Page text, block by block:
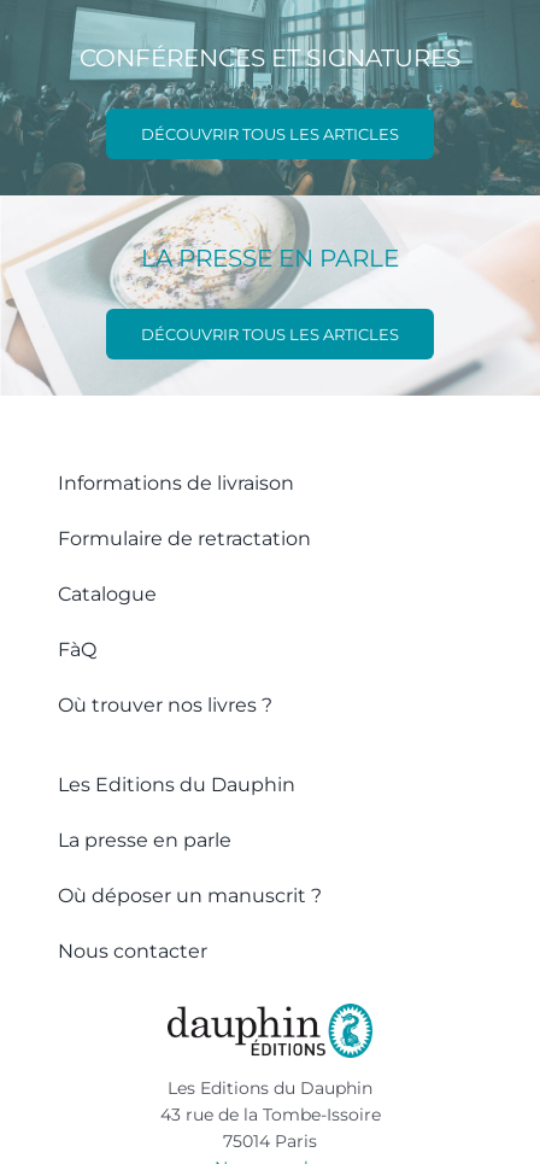
CONFÉRENCES ET SIGNATURES
DÉCOUVRIR TOUS LES ARTICLES
LA PRESSE EN PARLE
DÉCOUVRIR TOUS LES ARTICLES
Informations de livraison
Formulaire de retractation
Catalogue
FàQ
Où trouver nos livres ?
Les Editions du Dauphin
La presse en parle
Où déposer un manuscrit ?
Nous contacter
Les Editions du Dauphin
43 rue de la Tombe-Issoire
75014 Paris